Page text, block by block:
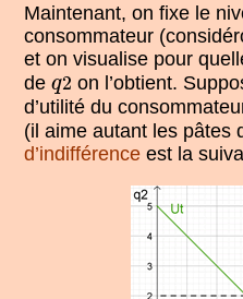
Maintenant, on fixe le
consommateur
et on visualise pour
deq2
q2on l’obtient.
d’utilité du
(il aime autant les pâtes
d’indifférence est la